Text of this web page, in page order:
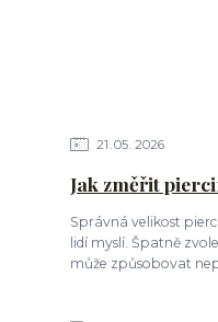
21 05 2026
Jak změřit
Správná velikost
lidí myslí. Špatně
může způsobovat